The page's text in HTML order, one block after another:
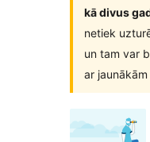
kā divus
netiek
un tam var
ar